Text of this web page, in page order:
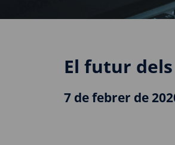
El futur
7 de febrer de